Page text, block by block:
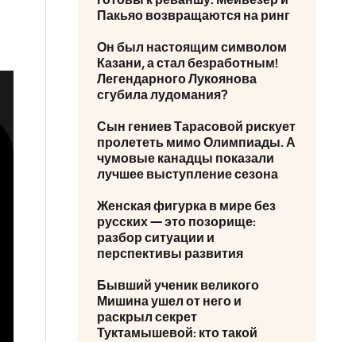
Пакьяо возвращаются на ринг
Он был настоящим символом
Казани, а стал безработным!
Легендарного Лукоянова
сгубила лудомания?
Сын гениев Тарасовой рискует
пролететь мимо Олимпиады. А
чумовые канадцы показали
лучшее выступление сезона
Женская фигурка в мире без
русских — это позорище:
разбор ситуации и
перспективы развития
Бывший ученик великого
Мишина ушел от него и
раскрыл секрет
Туктамышевой: кто такой